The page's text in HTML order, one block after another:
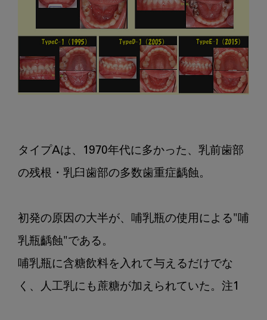
4
乳
瓶
齲
タイプAは、1970年代に多かった、乳前歯部
の残根・乳臼歯部の多数歯重症齲蝕。
初発の原因の大半が、哺乳瓶の使用による"哺
乳瓶齲蝕"である。
哺乳瓶に含糖飲料を入れて与えるだけでな
く、人工乳にも蔗糖が加えられていた。注1